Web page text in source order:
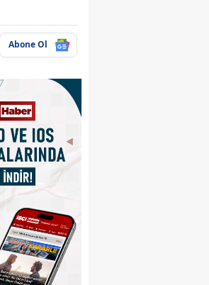
Abone Ol